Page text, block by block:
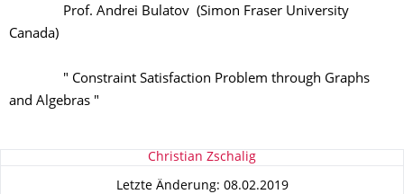
Prof. Andrei Bulatov (Simon Fraser University
Canada)
" Constraint Satisfaction Problem through Graphs
and Algebras "
Zu dieser Seite Christian Zschalig
Letzte Änderung: 08.02.2019